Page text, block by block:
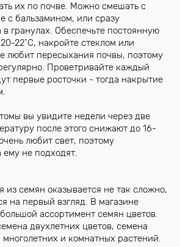
их по почве. Можно смешать с
с бальзамином, или сразу
гранулах. Обеспечьте постоянную
22˚С, накройте стеклом или
любит пересыхания почвы, поэтому
Проветривайте каждый
первые росточки - тогда накрытие
вы увидите недели через две
после этого снижают до 16-
любит свет, поэтому
не подходят.
из семян оказывается не так сложно,
на первый взгляд. В магазине
ассортимент семян цветов.
двухлетних цветов, семена
многолетних и комнатных растений.